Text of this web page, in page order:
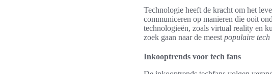
Technologie heeft de kracht om het
communiceren op manieren die ooit
technologieën, zoals virtual reality en
zoek gaan naar de meest populaire tech
Inkooptrends voor tech fans